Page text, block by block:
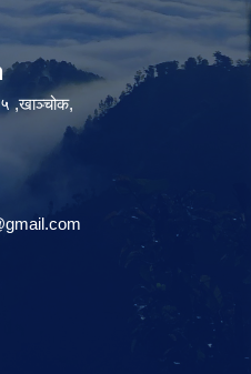
५ ,खाञ्चोक,